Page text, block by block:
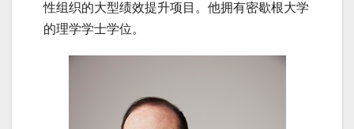
性组织的大型绩效提升项目。他拥有密歇根大学
的理学学士学位。